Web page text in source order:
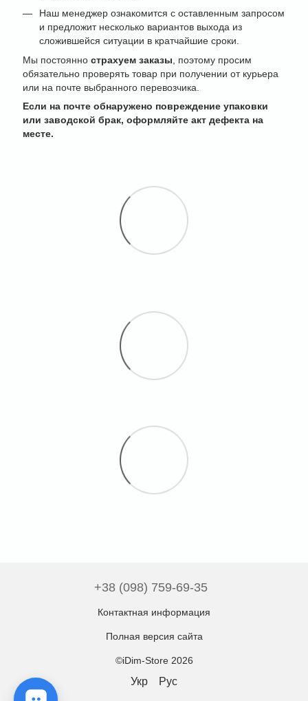
Наш менеджер ознакомится с оставленным запросом
и предложит несколько вариантов выхода из
сложившейся ситуации в кратчайшие сроки.
Мы постоянно страхуем заказы , поэтому просим
обязательно проверять товар при получении от курьера
или на почте выбранного перевозчика.
Если на почте обнаружено повреждение упаковки
или заводской брак, оформляйте акт дефекта на
месте.
+38 (098) 759-69-35
Контактная информация
Полная версия сайта
©iDim-Store 2026
Укр Рус